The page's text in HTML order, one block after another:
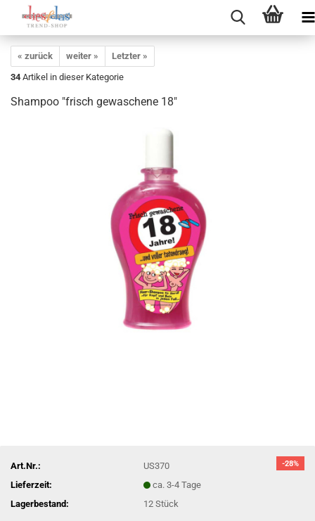
« zurück weiter »
Letzter »
34 Artikel in dieser Kategorie
Shampoo "frisch gewaschene 18"
-28%
Art.Nr.:
US370
Lieferzeit:
ca. 3-4 Tage
Lagerbestand:
12Stück